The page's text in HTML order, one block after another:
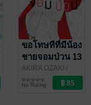
ขอโทษทีที่มีน้อง
ชายจอมป่วน 13
AKIRA OZAKI /
Bongkoch
Publishing
การ์ตูนผู้หญิง
No Rating